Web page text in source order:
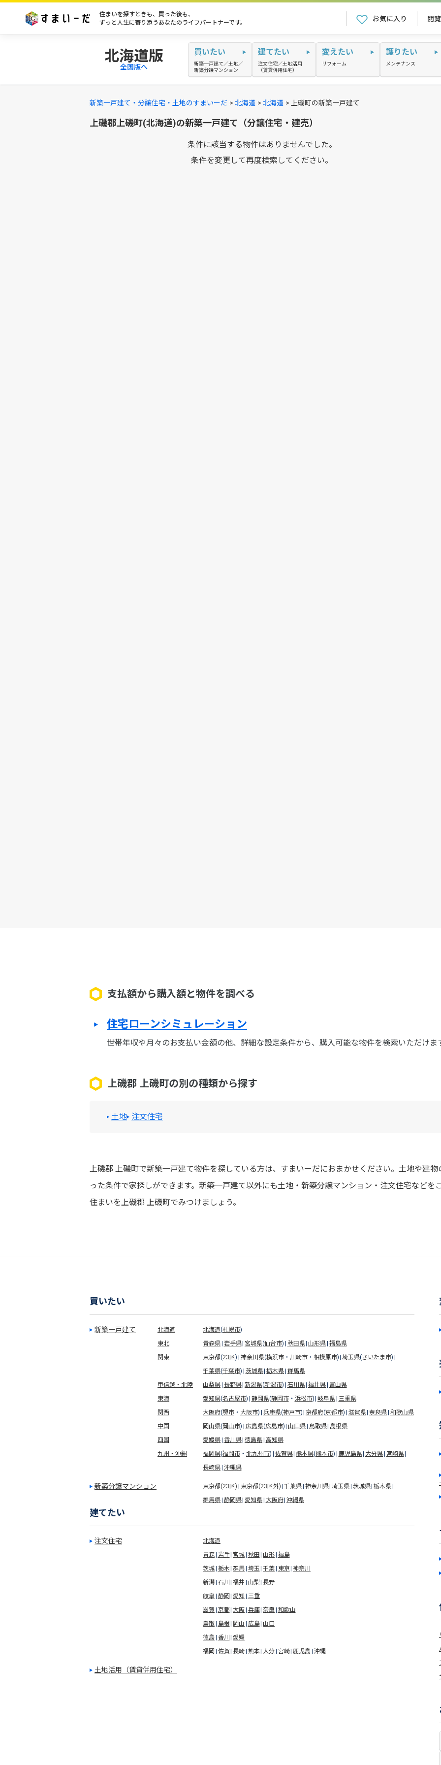
住まいを探すときも、買った後も、
ずっと人生に寄り添うあなたのライフパートナーです。
お気に入り 閲
北海道版
全国版へ
買いたい
新築一戸建て／土地／
新築分譲マンション
建てたい
注文住宅／土地活用
（賃貸併用住宅）
変えたい
リフォーム
護りたい
メンテナンス
新築一戸建て・分譲住宅・土地のすまいーだ 北海道 北海道 上磯町の新築一戸建て
上磯郡上磯町(北海道)の新築一戸建て（分譲住宅・建売）
条件に該当する物件はありませんでした。
条件を変更して再度検索してください。
支払額から購入額と物件を調べる
住宅ローンシミュレーション
世帯年収や月々のお支払い金額の他、詳細な設定条件から、購入可能な物件を検索いただけま
上磯郡 上磯町の別の種類から探す
土地 注文住宅
上磯郡 上磯町で新築一戸建て物件を探している方は、すまいーだにおまかせください。土地や建
った条件で家探しができます。新築一戸建て以外にも土地・新築分譲マンション・注文住宅などを
住まいを上磯郡 上磯町でみつけましょう。
買いたい
新築一戸建て 北海道 北海道(札幌市)
東北
青森県 岩手県 宮城県(仙台市) 秋田県 山形県 福島県
関東
東京都(23区) 神奈川県(横浜市・ 川崎市・ 相模原市) 埼玉県(さいたま市)
千葉県(千葉市) 茨城県 栃木県 群馬県
甲信越・北陸
山梨県 長野県 新潟県(新潟市) 石川県 福井県 富山県
東海
愛知県(名古屋市) 静岡県(静岡市・ 浜松市) 岐阜県 三重県
関西
大阪府(堺市 ・ 大阪市) 兵庫県(神戸市) 京都府(京都市) 滋賀県 奈良県 和歌山県
中国
岡山県(岡山市) 広島県(広島市) 山口県 鳥取県 島根県
四国
愛媛県 香川県 徳島県 高知県
九州・沖縄
福岡県(福岡市 ・ 北九州市) 佐賀県 熊本県(熊本市) 鹿児島県 大分県 宮崎県
長崎県 沖縄県
新築分譲マンション 東京都(23区) 東京都(23区外) 千葉県 神奈川県 埼玉県 茨城県 栃木県
群馬県 静岡県 愛知県 大阪府 沖縄県
建てたい
注文住宅
北海道
青森 岩手 宮城 秋田 山形 福島
茨城 栃木 群馬 埼玉 千葉 東京 神奈川
新潟 石川 福井 山梨 長野
岐阜 静岡 愛知
三重
滋賀 京都 大阪 兵庫 奈良 和歌山
鳥取 島根 岡山 広島 山口
徳島 香川
愛媛
福岡
佐賀 長崎 熊本 大分 宮崎 鹿児島 沖縄
土地活用（賃貸併用住宅）